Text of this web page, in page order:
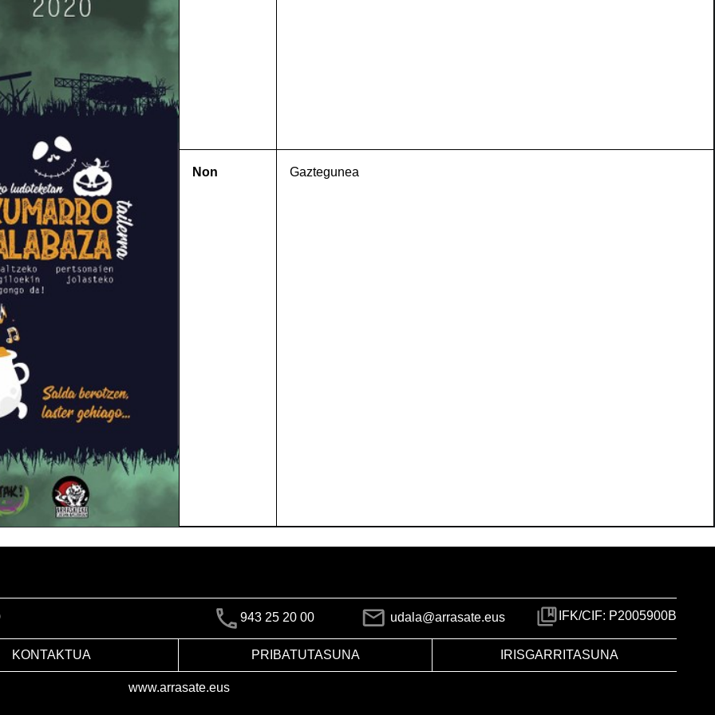
Non Gaztegunea
943 25 20 00 udala@arrasate.eus IFK/CIF: P2005900B
KONTAKTUA PRIBATUTASUNA IRISGARRITASUNA
www.arrasate.eus